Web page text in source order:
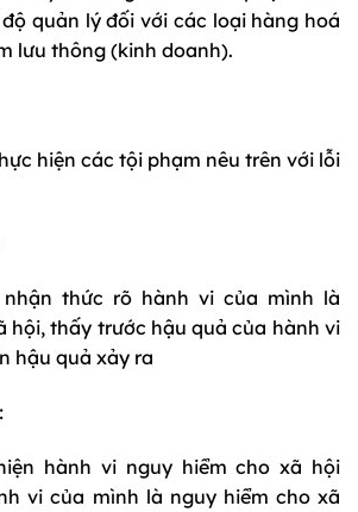
quản lý đối với các loại hàng hoá
lưu thông (kinh doanh).
hiện các tội phạm nêu trên với lỗi
thức rõ hành vi của mình là
hội, thấy trước hậu quả của hành vi
hậu quả xảy ra
hành vi nguy hiểm cho xã hội
vi của mình là nguy hiểm cho xã